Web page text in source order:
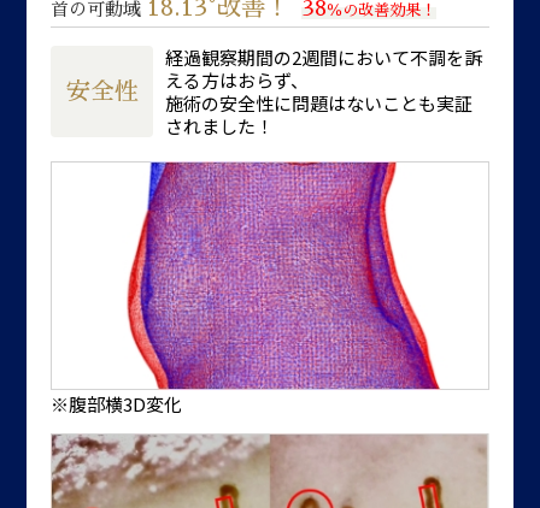
首の可動域 18.13°改善！ 38％の改善効果！
安全性
経過観察期間の2週間において不調を訴
える方はおらず、
施術の安全性に問題はないことも実証
されました！
※腹部横3D変化